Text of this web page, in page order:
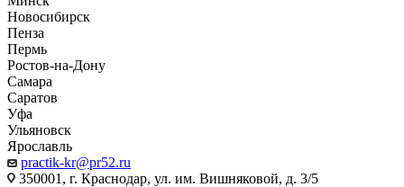
Новосибирск
Пенза
Пермь
Ростов-на-Дону
Самара
Саратов
Уфа
Ульяновск
Ярославль
practik-kr@pr52.ru
350001, г. Краснодар, ул. им. Вишняковой, д. 3/5